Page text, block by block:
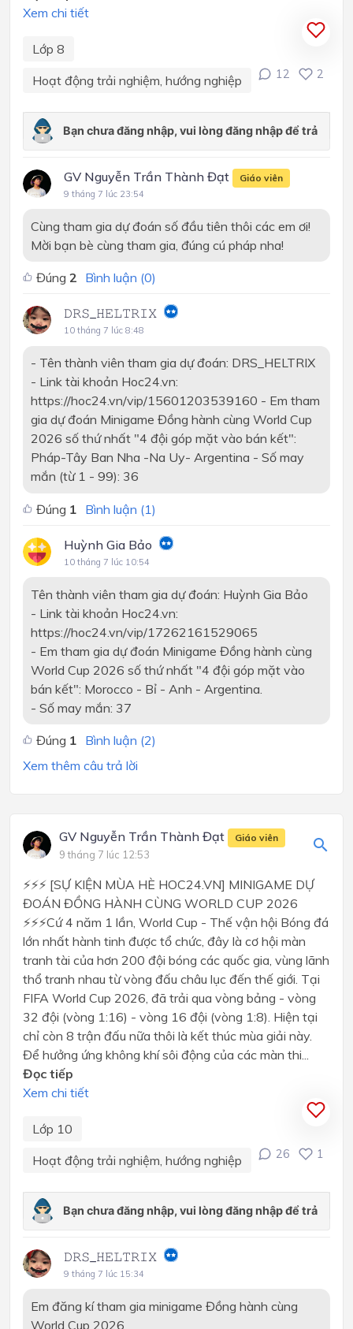
Xem chi tiết
Lớp 8
Hoạt động trải nghiệm, hướng nghiệp
12 2
GV Nguyễn Trần Thành Đạt Giáo viên
9 tháng 7 lúc 23:54
Cùng tham gia dự đoán số đầu tiên thôi các em ơi!
Mời bạn bè cùng tham gia, đúng cú pháp nha!
Đúng 2 Bình luận (0)
𝙳𝚁𝚂_𝙷𝙴𝙻𝚃𝚁𝙸𝚇
10 tháng 7 lúc 8:48
- Tên thành viên tham gia dự đoán: DRS_HELTRIX
- Link tài khoản Hoc24.vn:
https://hoc24.vn/vip/15601203539160 - Em tham
gia dự đoán Minigame Đồng hành cùng World Cup
2026 số thứ nhất "4 đội góp mặt vào bán kết":
Pháp-Tây Ban Nha -Na Uy- Argentina - Số may
mắn (từ 1 - 99): 36
Đúng 1 Bình luận (1)
Huỳnh Gia Bảo
10 tháng 7 lúc 10:54
Tên thành viên tham gia dự đoán: Huỳnh Gia Bảo
- Link tài khoản Hoc24.vn:
https://hoc24.vn/vip/17262161529065
- Em tham gia dự đoán Minigame Đồng hành cùng
World Cup 2026 số thứ nhất "4 đội góp mặt vào
bán kết": Morocco - Bỉ - Anh - Argentina.
- Số may mắn: 37
Đúng 1 Bình luận (2)
Xem thêm câu trả lời
GV Nguyễn Trần Thành Đạt Giáo viên
9 tháng 7 lúc 12:53
⚡⚡⚡ [SỰ KIỆN MÙA HÈ HOC24.VN] MINIGAME DỰ
ĐOÁN ĐỒNG HÀNH CÙNG WORLD CUP 2026
⚡⚡⚡Cứ 4 năm 1 lần, World Cup - Thế vận hội Bóng đá
lớn nhất hành tinh được tổ chức, đây là cơ hội màn
tranh tài của hơn 200 đội bóng các quốc gia, vùng lãnh
thổ tranh nhau từ vòng đấu châu lục đến thế giới. Tại
FIFA World Cup 2026, đã trải qua vòng bảng - vòng
32 đội (vòng 1:16) - vòng 16 đội (vòng 1:8). Hiện tại
chỉ còn 8 trận đấu nữa thôi là kết thúc mùa giải này.
Để hưởng ứng không khí sôi động của các màn thi...
Đọc tiếp
Xem chi tiết
Lớp 10
Hoạt động trải nghiệm, hướng nghiệp
26 1
𝙳𝚁𝚂_𝙷𝙴𝙻𝚃𝚁𝙸𝚇
9 tháng 7 lúc 15:34
Em đăng kí tham gia minigame Đồng hành cùng
World Cup 2026